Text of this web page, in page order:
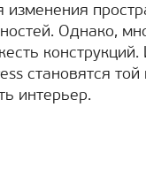
изменения
Однако,
становятся той
интерьер.